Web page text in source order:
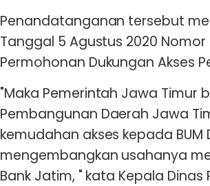
Penandatanganan tersebut
Tanggal 5 Agustus 2020 Nomor
Permohonan Dukungan Akses
"Maka Pemerintah Jawa Timur
Pembangunan Daerah Jawa
kemudahan akses kepada
mengembangkan usahanya
Bank Jatim, " kata Kepala